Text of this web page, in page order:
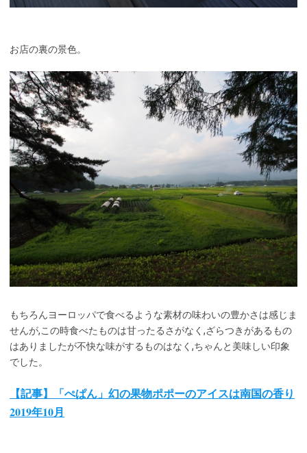
お店の裏の景色。
もちろんヨーロッパで食べるような素材の味わいの豊かさは感じま
せんが,この時食べたものは甘ったるさがなく,ざらつきがあるもの
はありましたが不快な味がするものはなく,ちゃんと美味しい印象
でした。
【記事】「ぺぱん」幻の果物ポポーのアイスは南国の香り
2019年10月